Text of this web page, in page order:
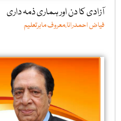
آزادی کا دن اور ہماری ذمہ داری
فیاض احمدرانا،معروف ماہرتعلیم